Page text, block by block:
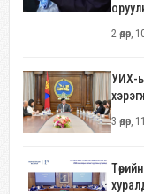
2 өдөр,
УИХ-
3 өдөр,